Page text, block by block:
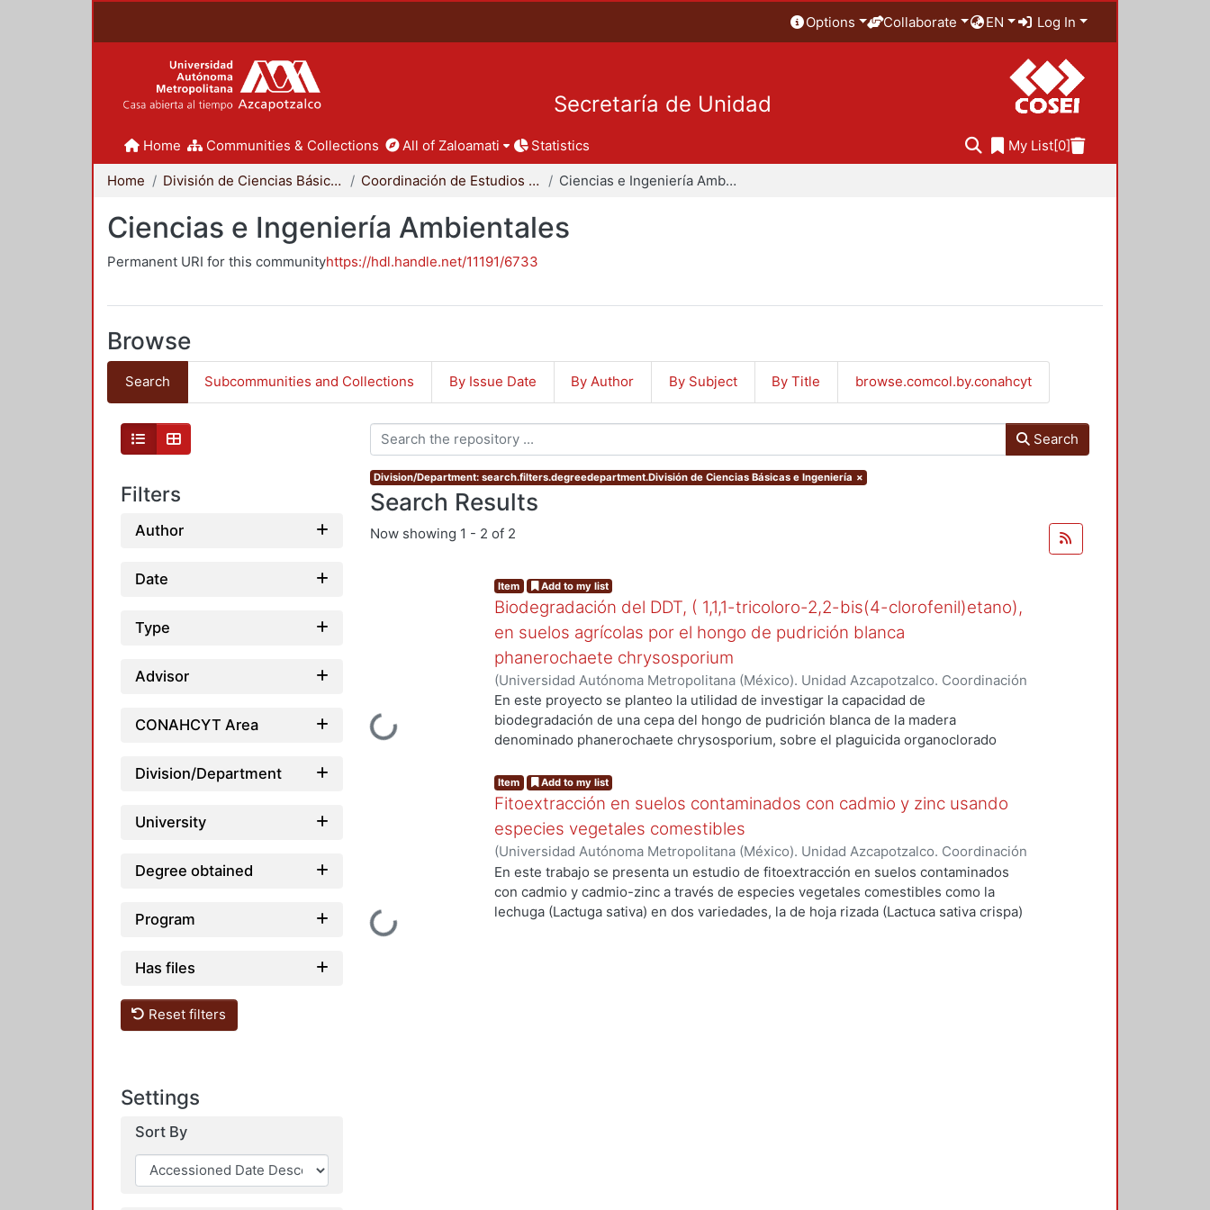
Options Collaborate EN Log In
Secretaría de Unidad
Home Communities & Collections All of Zaloamati Statistics My List[0]
Home División de Ciencias Básicas e Ingeniería Coordinación de Estudios de Posgrado - CBI Ciencias e Ingeniería Ambientales
Ciencias e Ingeniería Ambientales
Permanent URI for this communityhttps://hdl.handle.net/11191/6733
Browse
Search Subcommunities and Collections By Issue Date By Author By Subject By Title browse.comcol.by.conahcyt
Filters
Author
Date
Type
Advisor
CONAHCYT Area
Division/Department
University
Degree obtained
Program
Has files
Reset filters
Settings
Sort By
Search
Division/Department: search.filters.degreedepartment.División de Ciencias Básicas e Ingeniería ×
Search Results
Now showing 1 - 2 of 2
Loading...
Item Add to my list
Biodegradación del DDT, ( 1,1,1-tricoloro-2,2-bis(4-clorofenil)etano),
en suelos agrícolas por el hongo de pudrición blanca
phanerochaete chrysosporium
(Universidad Autónoma Metropolitana (México). Unidad Azcapotzalco. Coordinación
de Servicios de Información. ,2003-06 )Cruz Colín, María del Rocío
En este proyecto se planteo la utilidad de investigar la capacidad de
biodegradación de una cepa del hongo de pudrición blanca de la madera
denominado phanerochaete chrysosporium, sobre el plaguicida organoclorado
agrícolas y es persistente, toxico y bioacumulable.
Loading...
Item Add to my list
Fitoextracción en suelos contaminados con cadmio y zinc usando
especies vegetales comestibles
(Universidad Autónoma Metropolitana (México). Unidad Azcapotzalco. Coordinación
de Servicios de Información.,2001-11) Beltrán-Villavicencio, Margarita
En este trabajo se presenta un estudio de fitoextracción en suelos contaminados
con cadmio y cadmio-zinc a través de especies vegetales comestibles como la
lechuga (Lactuga sativa) en dos variedades, la de hoja rizada (Lactuca sativa crispa)